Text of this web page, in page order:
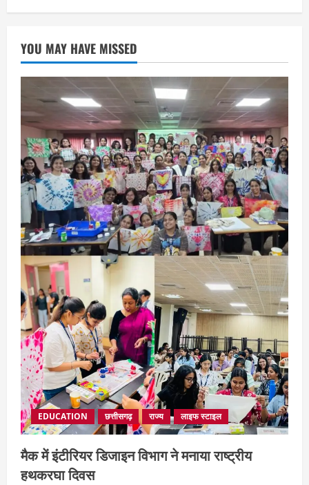
2
छत्तीसगढ़ राज्य लाइफ स्टाइल
एक रक्तदान , दोस्ती के नाम
August 7, 2026
3
अपराध छत्तीसगढ़
बहन ने कारोबारी भाई पर लगाया करोड़ों रुपये
की धोखाधड़ी का आरोप
August 7, 2026
छत्तीसगढ़ राज्य लाइफ स्टाइल
मोहला-मानपुर में फिर बाघ की दस्तक, बैल पर
हमले से ग्रामीणों में दहशत
August 7, 2026
YOU MAY HAVE MISSED
EDUCATION छत्तीसगढ़ राज्य लाइफ स्टाइल
मैक में इंटीरियर डिजाइन विभाग ने मनाया राष्ट्रीय
हथकरघा दिवस